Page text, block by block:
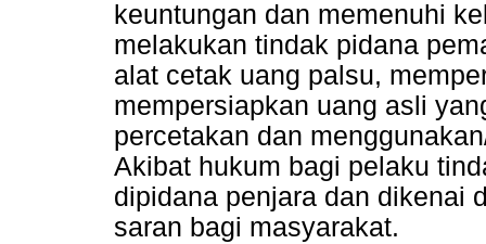
keuntungan dan memenuhi
melakukan tindak pidana
alat cetak uang palsu,
mempersiapkan uang asli
percetakan dan
Akibat hukum bagi pelaku
dipidana penjara dan dikenai
saran bagi masyarakat.